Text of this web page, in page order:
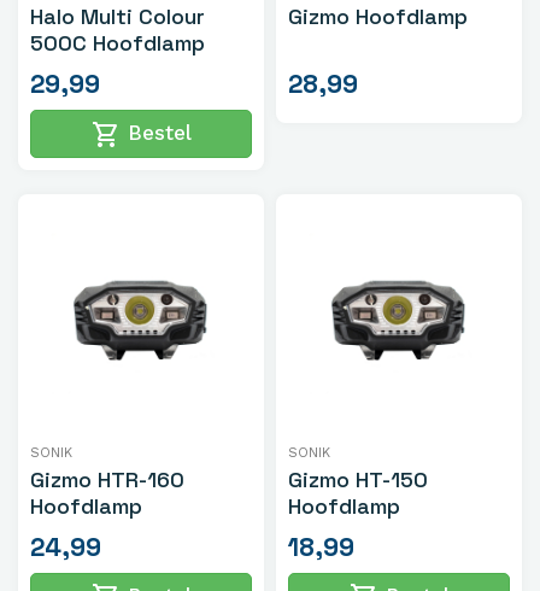
Halo Multi Colour
500C Hoofdlamp
29,99
shopping_cart Bestel
Gizmo Hoofdlamp
28,99
SONIK
Gizmo HTR-160
Hoofdlamp
24,99
SONIK
Gizmo HT-150
Hoofdlamp
18,99